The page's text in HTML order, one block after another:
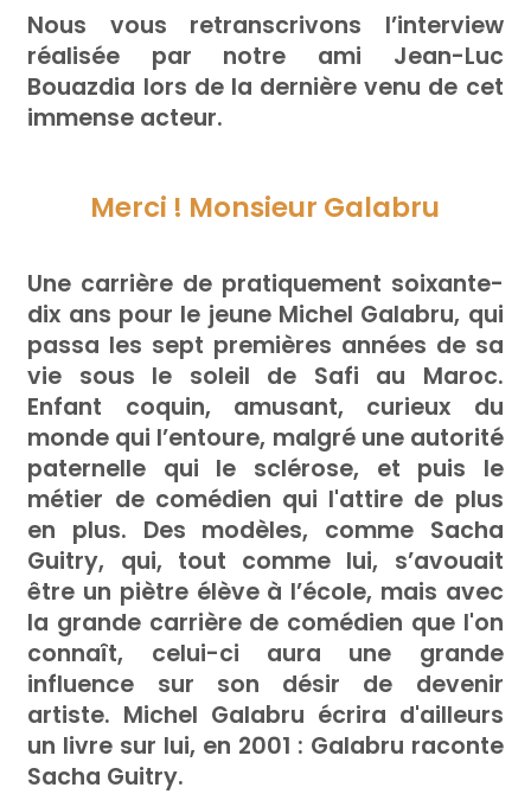
Nous vous retranscrivons l’interview
réalisée par notre ami Jean-Luc
Bouazdia lors de la dernière venu de cet
immense acteur.
Merci ! Monsieur Galabru
Une carrière de pratiquement soixante-
dix ans pour le jeune Michel Galabru, qui
passa les sept premières années de sa
vie sous le soleil de Safi au Maroc.
Enfant coquin, amusant, curieux du
monde qui l’entoure, malgré une autorité
paternelle qui le sclérose, et puis le
métier de comédien qui l'attire de plus
en plus. Des modèles, comme Sacha
Guitry, qui, tout comme lui, s’avouait
être un piètre élève à l’école, mais avec
la grande carrière de comédien que l'on
connaît, celui-ci aura une grande
influence sur son désir de devenir
artiste. Michel Galabru écrira d'ailleurs
un livre sur lui, en 2001 : Galabru raconte
Sacha Guitry.